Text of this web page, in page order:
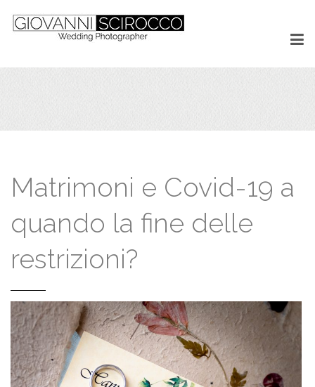
Matrimoni e Covid-19 a
quando la fine delle
restrizioni?